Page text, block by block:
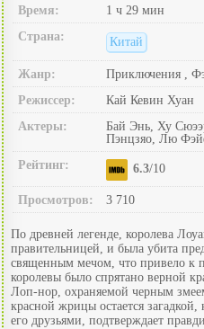
Время:
1 ч 29 мин
Страна:
Китай
Жанр:
Приключения ,
Режиссер:
Кай Кевин Хуан
Актеры:
Бай Энь, Ху
Пэнцзяо, Лю
Рейтинг:
6.3/10
Просмотров: 3 710
По древней легенде, королева
правительницей, и была убита
священным мечом, что привело к
королевы было спрятано верной
Лоп-нор, охраняемой черным
красной жрицы остается
его друзьями, подтверждает